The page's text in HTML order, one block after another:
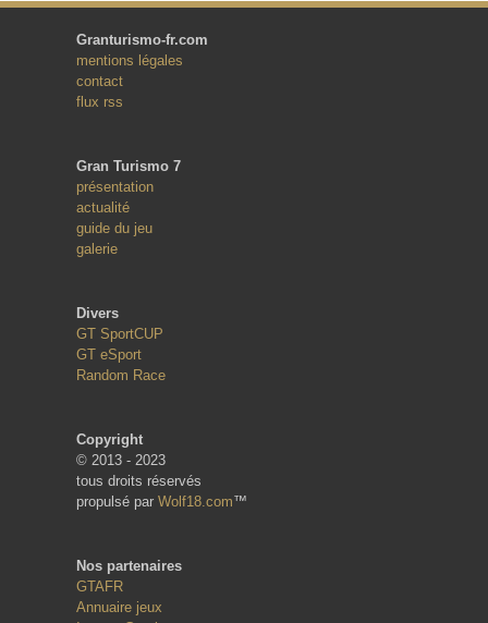
Granturismo-fr.com
mentions légales
contact
flux rss
Gran Turismo 7
présentation
actualité
guide du jeu
galerie
Divers
GT SportCUP
GT eSport
Random Race
Copyright
© 2013 - 2023
tous droits réservés
propulsé par Wolf18.com™
Nos partenaires
GTAFR
Annuaire jeux